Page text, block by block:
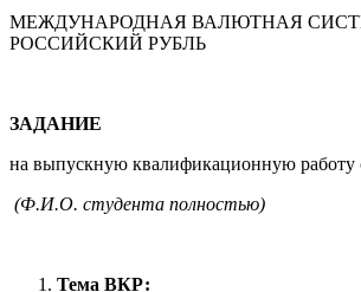
МЕЖДУНАРОДНАЯ ВАЛЮТНАЯ
РОССИЙСКИЙ РУБЛЬ
ЗАДАНИЕ
на выпускную квалификационную работу
(Ф.И.О. студента полностью)
Тема ВКР: